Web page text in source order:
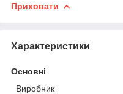
Приховати
Характеристики
Основні
Виробник